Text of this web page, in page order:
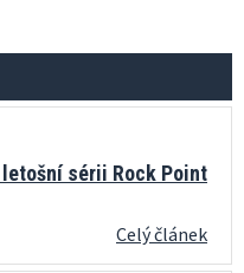
sérii Rock Point
Celý článek